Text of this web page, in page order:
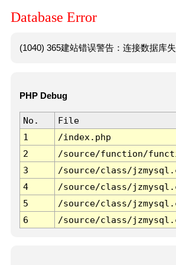
Database Error
(1040) 365建站错误警告：连接数据库
PHP Debug
No. File
1
/index.php
2
/source/function/
3
/source/class/
4
/source/class/
5
/source/class/
6
/source/class/